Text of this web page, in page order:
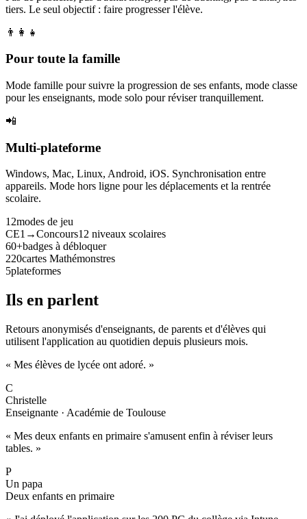
tiers. Le seul objectif : faire progresser l'élève.
👨‍👩‍👧
Pour toute la famille
Mode famille pour suivre la progression de ses enfants, mode classe
pour les enseignants, mode solo pour réviser tranquillement.
📲
Multi-plateforme
Windows, Mac, Linux, Android, iOS. Synchronisation entre
appareils. Mode hors ligne pour les déplacements et la rentrée
scolaire.
12modes de jeu
CE1→Concours12 niveaux scolaires
60+badges à débloquer
220cartes Mathémonstres
5plateformes
Ils en parlent
Retours anonymisés d'enseignants, de parents et d'élèves qui
utilisent l'application au quotidien depuis plusieurs mois.
« Mes élèves de lycée ont adoré. »
C
Christelle
Enseignante · Académie de Toulouse
« Mes deux enfants en primaire s'amusent enfin à réviser leurs
tables. »
P
Un papa
Deux enfants en primaire